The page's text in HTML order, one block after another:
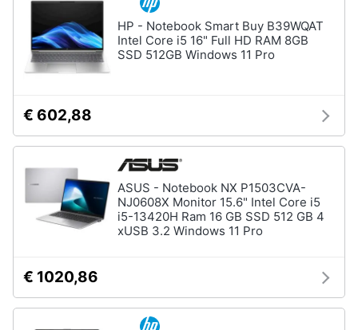
HP - Notebook Smart Buy B39WQAT
Intel Core i5 16" Full HD RAM 8GB
SSD 512GB Windows 11 Pro
€ 602,88
ASUS - Notebook NX P1503CVA-
NJ0608X Monitor 15.6" Intel Core i5
i5-13420H Ram 16 GB SSD 512 GB 4
xUSB 3.2 Windows 11 Pro
€ 1020,86